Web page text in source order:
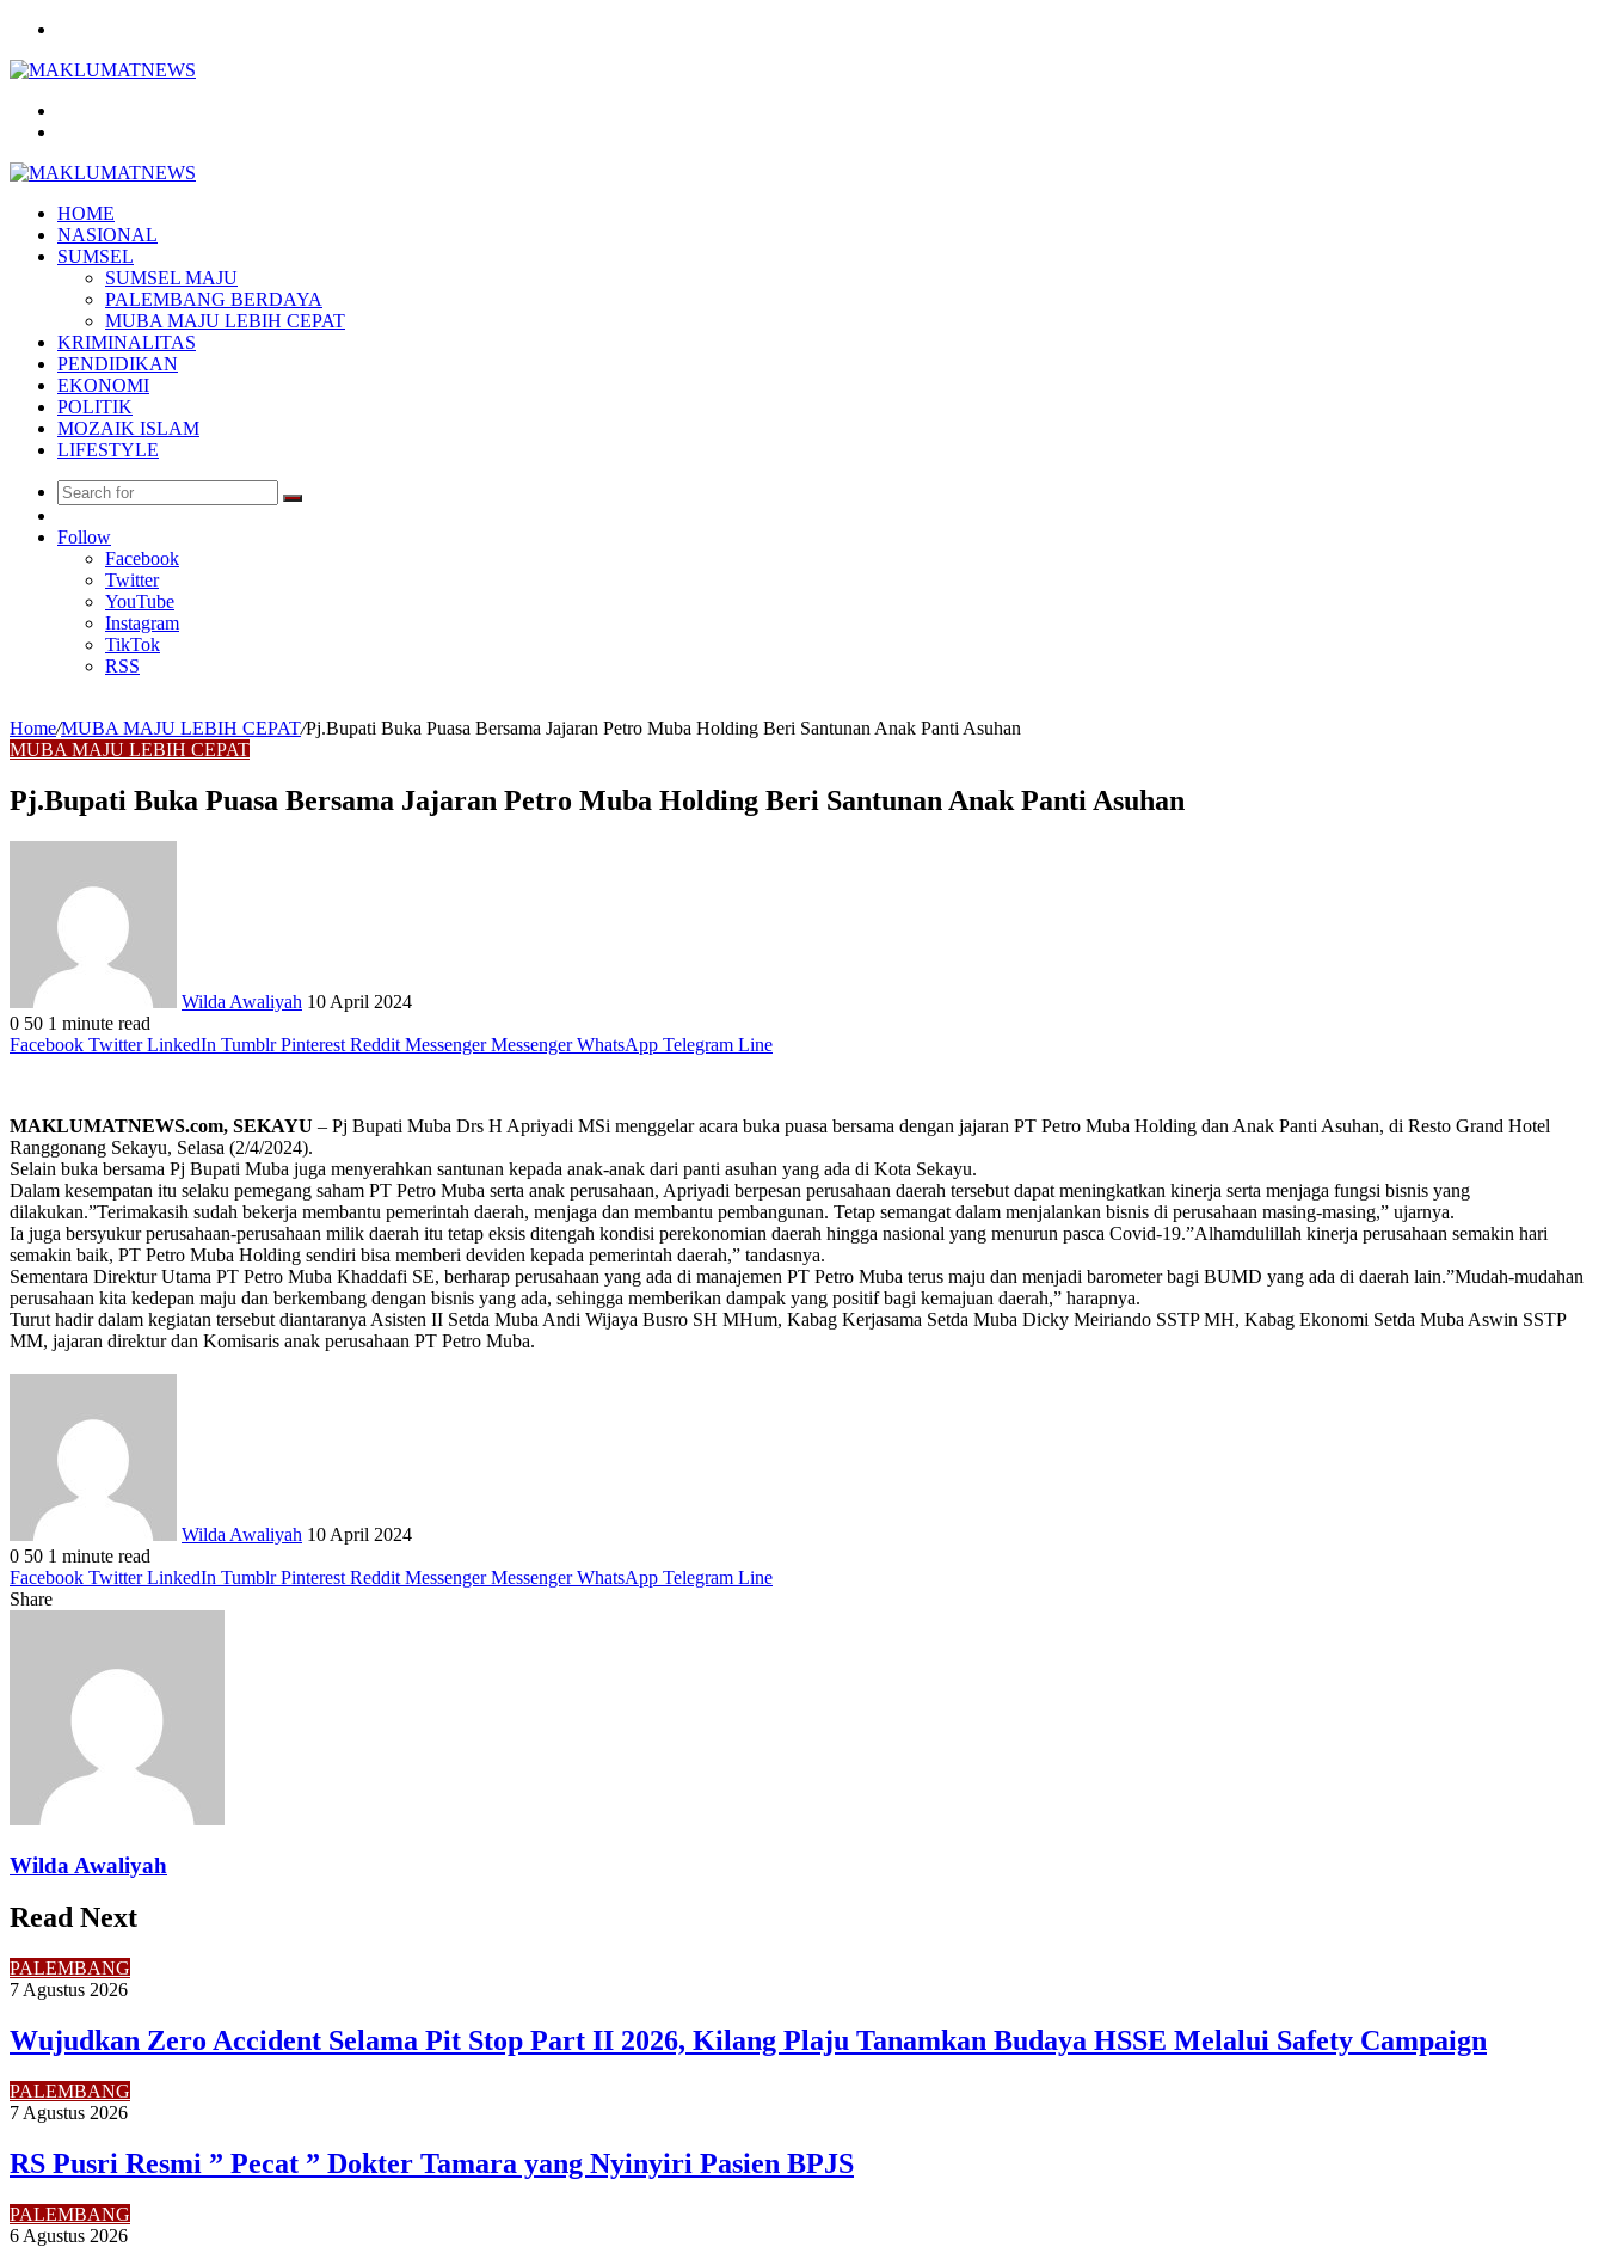
HOME
NASIONAL
SUMSEL
SUMSEL MAJU
PALEMBANG BERDAYA
MUBA MAJU LEBIH CEPAT
KRIMINALITAS
PENDIDIKAN
EKONOMI
POLITIK
MOZAIK ISLAM
LIFESTYLE
Search
Article
Follow
Facebook
Twitter
YouTube
Instagram
TikTok
RSS
Home/MUBA MAJU LEBIH CEPAT/Pj.Bupati Buka Puasa Bersama Jajaran Petro Muba Holding Beri Santunan Anak Panti Asuhan
MUBA MAJU LEBIH CEPAT
Pj.Bupati Buka Puasa Bersama Jajaran Petro Muba Holding Beri Santunan Anak Panti Asuhan
Wilda Awaliyah 10 April 2024
0 50 1 minute read
Facebook Twitter LinkedIn Tumblr Pinterest Reddit Messenger Messenger WhatsApp Telegram Line
MAKLUMATNEWS.com, SEKAYU – Pj Bupati Muba Drs H Apriyadi MSi menggelar acara buka puasa bersama dengan jajaran PT Petro Muba Holding dan Anak Panti Asuhan, di Resto Grand Hotel
Ranggonang Sekayu, Selasa (2/4/2024).
Selain buka bersama Pj Bupati Muba juga menyerahkan santunan kepada anak-anak dari panti asuhan yang ada di Kota Sekayu.
Dalam kesempatan itu selaku pemegang saham PT Petro Muba serta anak perusahaan, Apriyadi berpesan perusahaan daerah tersebut dapat meningkatkan kinerja serta menjaga fungsi bisnis yang
dilakukan.”Terimakasih sudah bekerja membantu pemerintah daerah, menjaga dan membantu pembangunan. Tetap semangat dalam menjalankan bisnis di perusahaan masing-masing,” ujarnya.
Ia juga bersyukur perusahaan-perusahaan milik daerah itu tetap eksis ditengah kondisi perekonomian daerah hingga nasional yang menurun pasca Covid-19.”Alhamdulillah kinerja perusahaan semakin hari
semakin baik, PT Petro Muba Holding sendiri bisa memberi deviden kepada pemerintah daerah,” tandasnya.
Sementara Direktur Utama PT Petro Muba Khaddafi SE, berharap perusahaan yang ada di manajemen PT Petro Muba terus maju dan menjadi barometer bagi BUMD yang ada di daerah lain.”Mudah-mudahan
perusahaan kita kedepan maju dan berkembang dengan bisnis yang ada, sehingga memberikan dampak yang positif bagi kemajuan daerah,” harapnya.
Turut hadir dalam kegiatan tersebut diantaranya Asisten II Setda Muba Andi Wijaya Busro SH MHum, Kabag Kerjasama Setda Muba Dicky Meiriando SSTP MH, Kabag Ekonomi Setda Muba Aswin SSTP
MM, jajaran direktur dan Komisaris anak perusahaan PT Petro Muba.
Wilda Awaliyah 10 April 2024
0 50 1 minute read
Facebook Twitter LinkedIn Tumblr Pinterest Reddit Messenger Messenger WhatsApp Telegram Line
Share
Wilda Awaliyah
Read Next
PALEMBANG
7 Agustus 2026
Wujudkan Zero Accident Selama Pit Stop Part II 2026, Kilang Plaju Tanamkan Budaya HSSE Melalui Safety Campaign
PALEMBANG
7 Agustus 2026
RS Pusri Resmi ” Pecat ” Dokter Tamara yang Nyinyiri Pasien BPJS
PALEMBANG
6 Agustus 2026